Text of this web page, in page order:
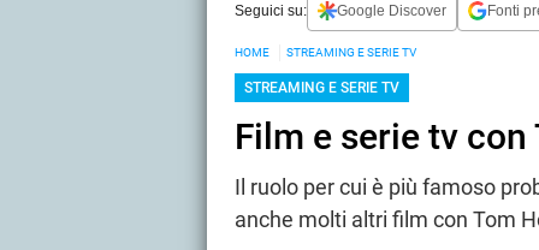
Seguici su: Google Discover Fonti
HOME STREAMING E SERIE TV
STREAMING E SERIE TV
Film e serie tv
Il ruolo per cui è più famoso
anche molti altri film con Tom